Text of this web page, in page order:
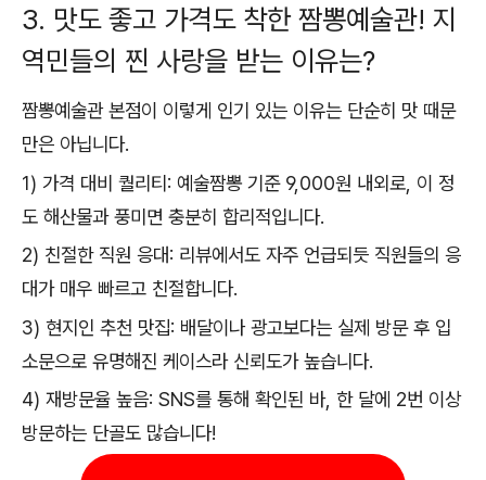
3. 맛도 좋고 가격도 착한 짬뽕예술관! 지
역민들의 찐 사랑을 받는 이유는?
짬뽕예술관 본점이 이렇게 인기 있는 이유는 단순히 맛 때문
만은 아닙니다.
1) 가격 대비 퀄리티: 예술짬뽕 기준 9,000원 내외로, 이 정
도 해산물과 풍미면 충분히 합리적입니다.
2) 친절한 직원 응대: 리뷰에서도 자주 언급되듯 직원들의 응
대가 매우 빠르고 친절합니다.
3) 현지인 추천 맛집: 배달이나 광고보다는 실제 방문 후 입
소문으로 유명해진 케이스라 신뢰도가 높습니다.
4) 재방문율 높음: SNS를 통해 확인된 바, 한 달에 2번 이상
방문하는 단골도 많습니다!